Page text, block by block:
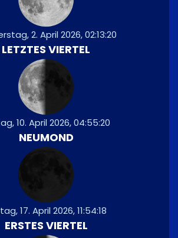
2. April 2026, 02:13:20
LETZTES VIERTEL
10. April 2026, 04:55:20
NEUMOND
17. April 2026, 11:54:18
ERSTES VIERTEL